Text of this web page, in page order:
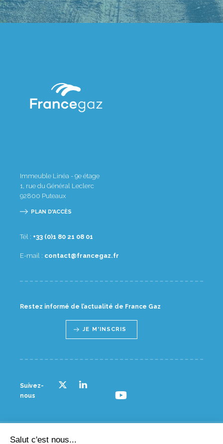
Immeuble Linéa - 9e étage
1, rue du Général Leclerc
92800 Puteaux
PLAN D'ACCÈS
Tél : 10 80 12 08 1(0) 33+
E-mail : rf.zagecnarf@tcatnoc
Restez informé de l’actualité de France Gaz
JE M'INSCRIS
Suivez-
nous
© France gaz - 2023
Salut c'est nous...